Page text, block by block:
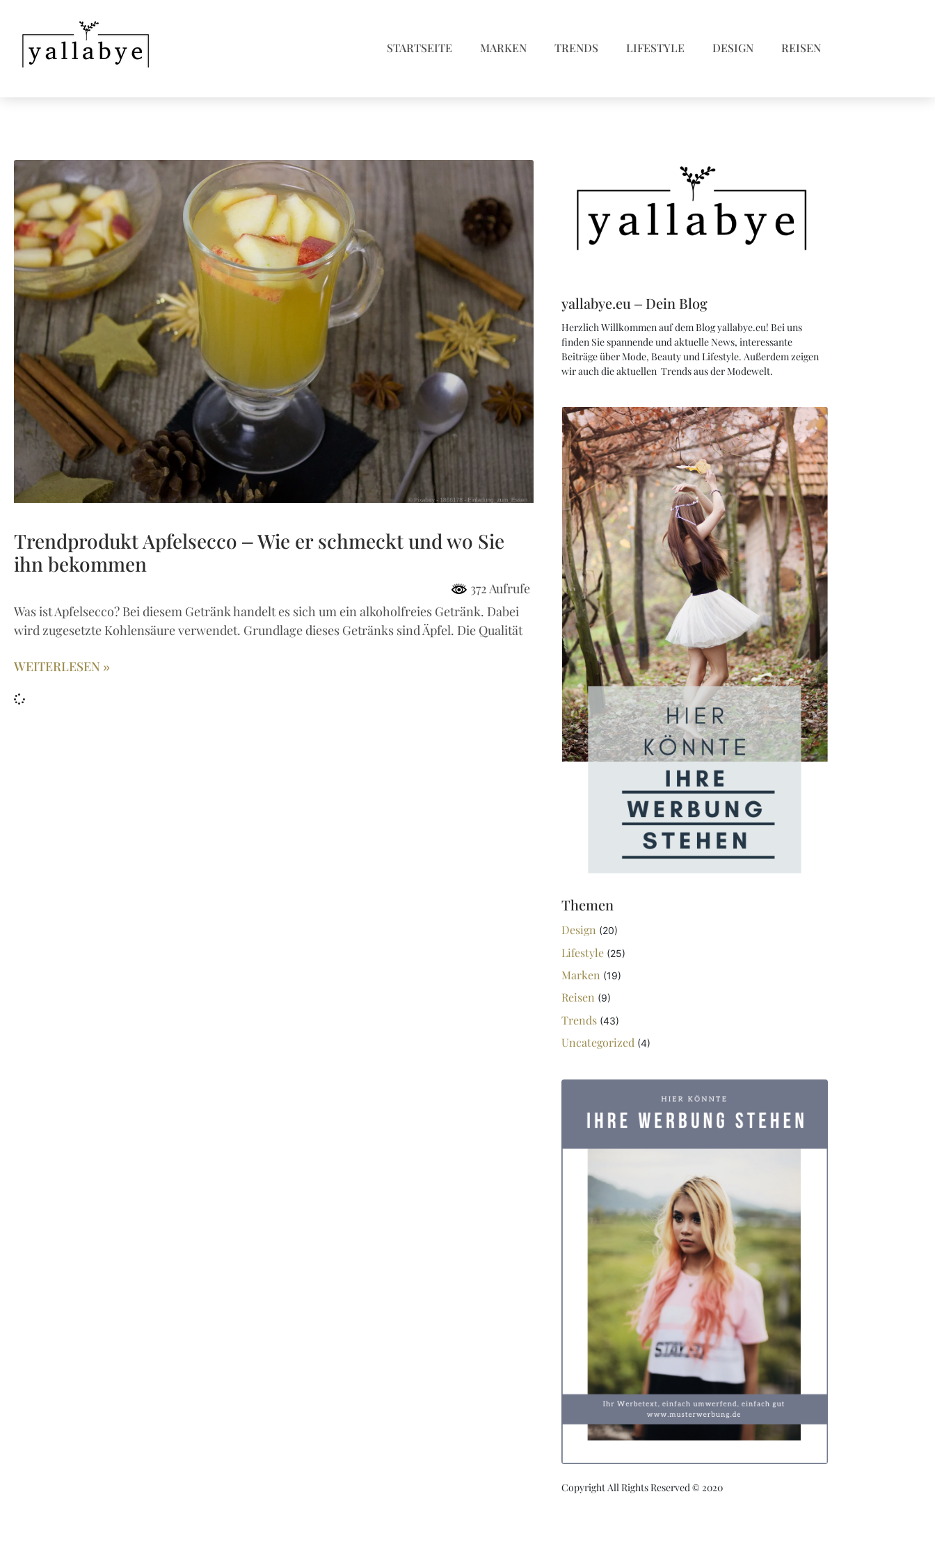
STARTSEITE MARKEN TRENDS LIFESTYLE DESIGN REISEN
Trendprodukt Apfelsecco – Wie er schmeckt und wo Sie
ihn bekommen
372 Aufrufe
Was ist Apfelsecco? Bei diesem Getränk handelt es sich um ein alkoholfreies Getränk. Dabei
wird zugesetzte Kohlensäure verwendet. Grundlage dieses Getränks sind Äpfel. Die Qualität
WEITERLESEN »
yallabye.eu – Dein Blog
Herzlich Willkommen auf dem Blog yallabye.eu! Bei uns
finden Sie spannende und aktuelle News, interessante
Beiträge über Mode, Beauty und Lifestyle. Außerdem zeigen
wir auch die aktuellen Trends aus der Modewelt.
Themen
Design (20)
Lifestyle(25)
Marken (19)
Reisen (9)
Trends(43)
Uncategorized (4)
Copyright All Rights Reserved © 2020